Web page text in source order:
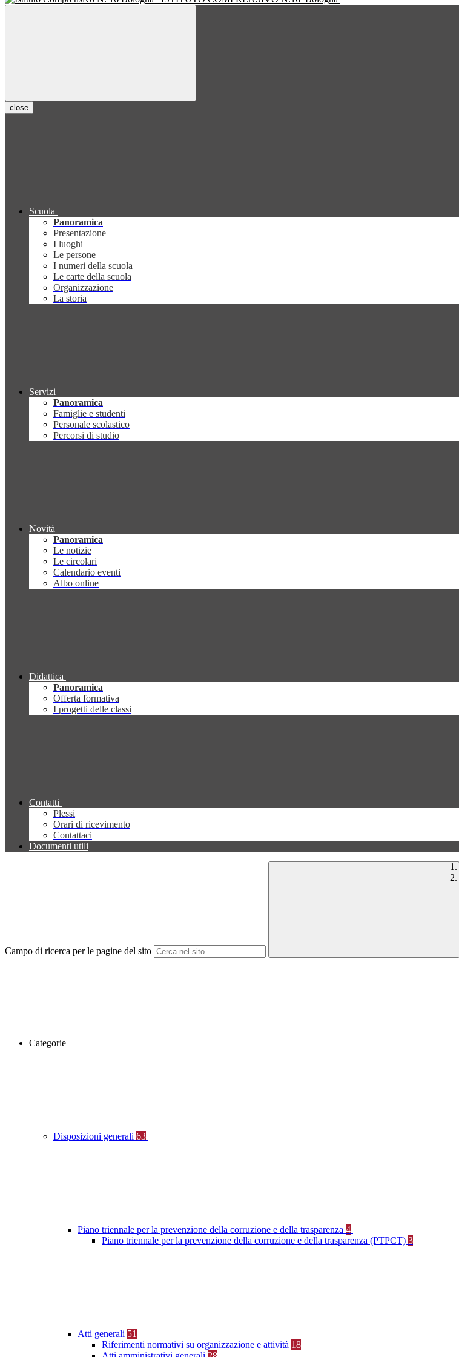
close
Scuola
Panoramica
Presentazione
I luoghi
Le persone
I numeri della scuola
Le carte della scuola
Organizzazione
La storia
Servizi
Panoramica
Famiglie e studenti
Personale scolastico
Percorsi di studio
Novità
Panoramica
Le notizie
Le circolari
Calendario eventi
Albo online
Didattica
Panoramica
Offerta formativa
I progetti delle classi
Contatti
Plessi
Orari di ricevimento
Contattaci
Documenti utili
Campo di ricerca per le pagine del sito
Categorie
Disposizioni generali 63
Piano triennale per la prevenzione della corruzione e della trasparenza 4
Piano triennale per la prevenzione della corruzione e della trasparenza (PTPCT) 3
Atti generali 51
Riferimenti normativi su organizzazione e attività 18